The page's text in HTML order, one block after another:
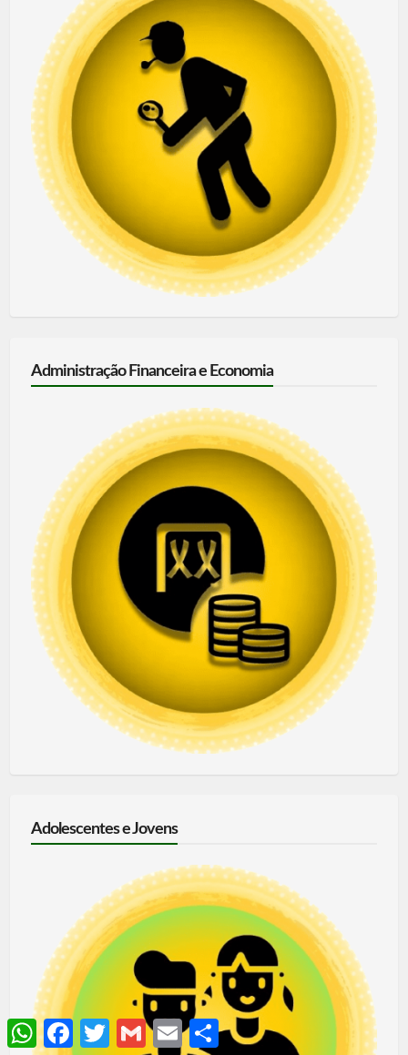
Administração Financeira e Economia
Adolescentes e Jovens
WhatsAppFacebookTwitterGmail Email Share